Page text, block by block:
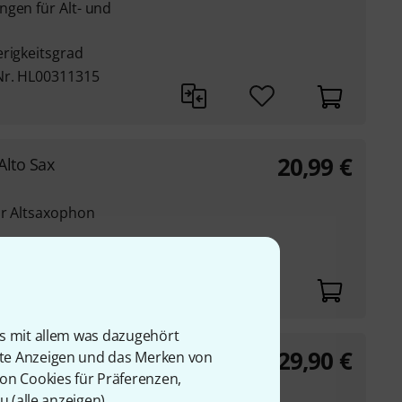
mit allem was dazugehört
Anzeigen und das Merken von
Cookies für Präferenzen,
für Alt- und
HL00311315
Sax
Altsaxophon
20,99 €
Nova 29,90 €